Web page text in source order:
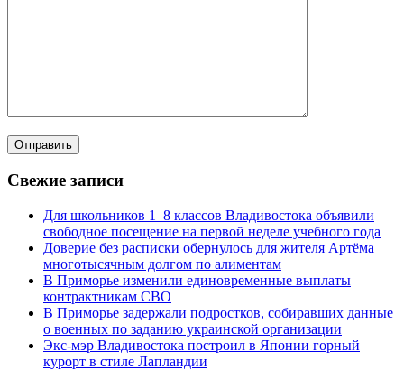
Свежие записи
Для школьников 1–8 классов Владивостока объявили
свободное посещение на первой неделе учебного года
Доверие без расписки обернулось для жителя Артёма
многотысячным долгом по алиментам
В Приморье изменили единовременные выплаты
контрактникам СВО
В Приморье задержали подростков, собиравших данные
о военных по заданию украинской организации
Экс-мэр Владивостока построил в Японии горный
курорт в стиле Лапландии